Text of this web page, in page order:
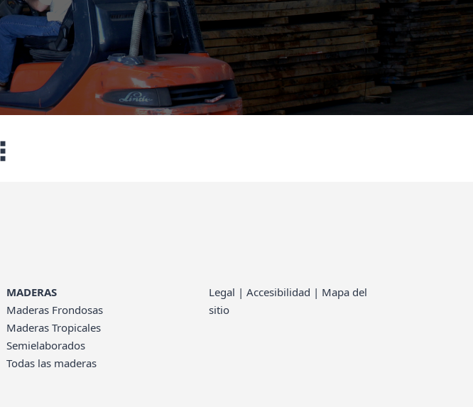
MADERAS
Maderas Frondosas
Maderas Tropicales
Semielaborados
Todas las maderas
Legal | Accesibilidad | Mapa del
sitio